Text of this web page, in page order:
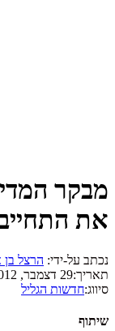
מבקר
את
נכתב על-ידי: הרצל
תאריך:29 דצמבר, 2012
סיווג:חדשות הגליל
שיתוף